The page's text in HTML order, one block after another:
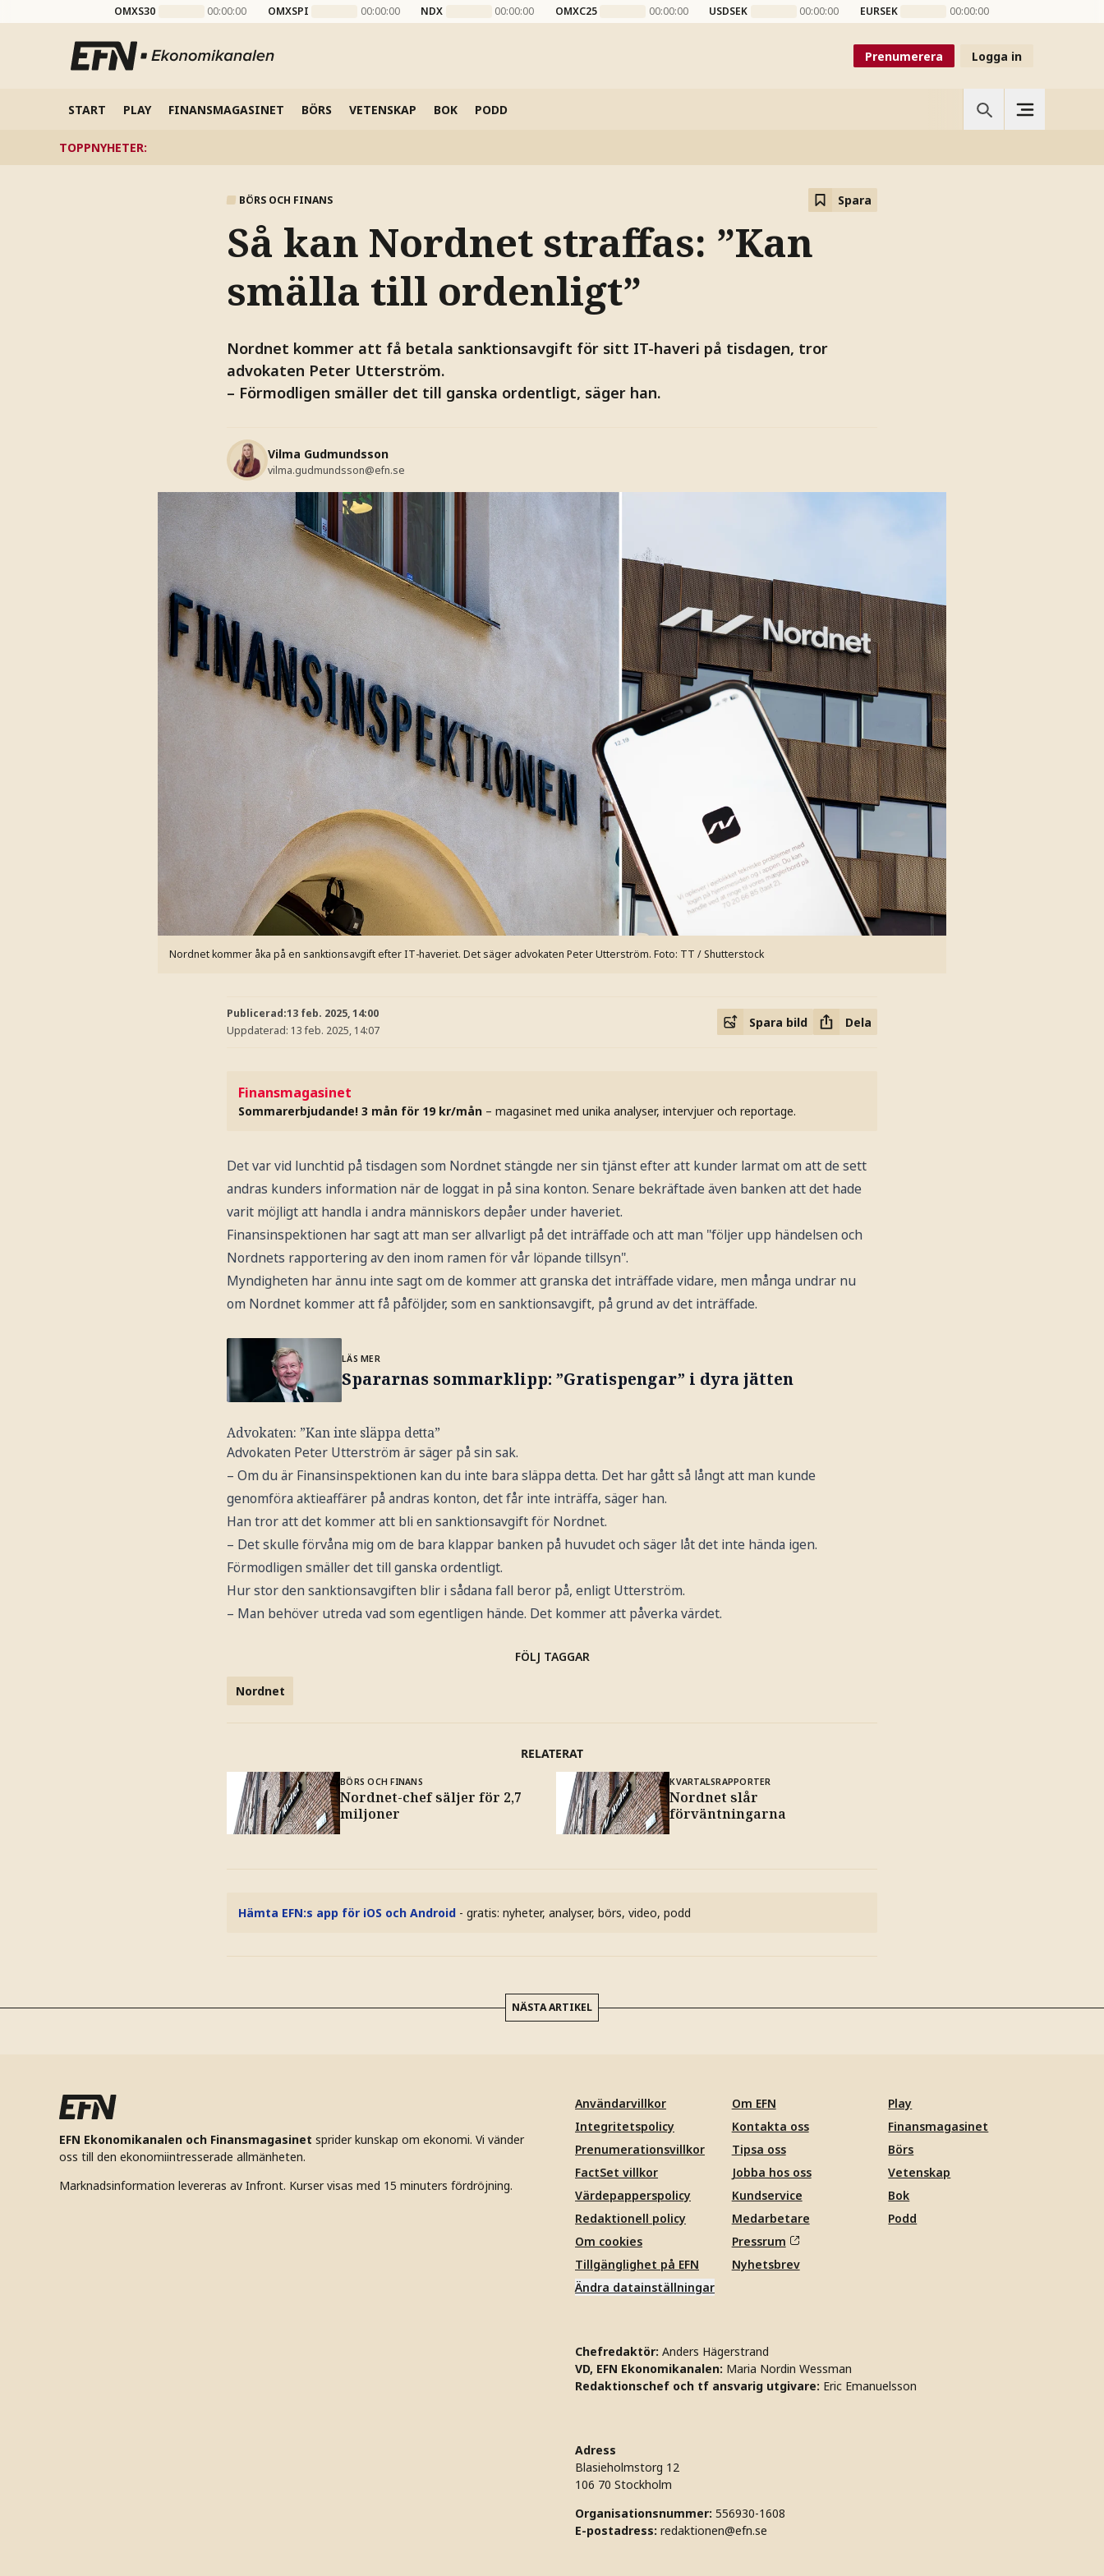
OMXS30 00:00:00 OMXSPI 00:00:00 NDX 00:00:00 OMXC25 00:00:00 USDSEK 00:00:00 EURSEK 00:00:00
Prenumerera Logga in
START PLAY FINANSMAGASINET BÖRS VETENSKAP BOK PODD
TOPPNYHETER:
BÖRS OCH FINANS Spara
Så kan Nordnet straffas: ”Kan
smälla till ordenligt”
Nordnet kommer att få betala sanktionsavgift för sitt IT-haveri på tisdagen, tror
advokaten Peter Utterström.
– Förmodligen smäller det till ganska ordentligt, säger han.
Vilma Gudmundsson
vilma.gudmundsson@efn.se
Nordnet kommer åka på en sanktionsavgift efter IT-haveriet. Det säger advokaten Peter Utterström. Foto: TT / Shutterstock
Publicerad:13 feb. 2025, 14:00
Uppdaterad: 13 feb. 2025, 14:07
Spara bild Dela
Finansmagasinet
Sommarerbjudande! 3 mån för 19 kr/mån – magasinet med unika analyser, intervjuer och reportage.
Det var vid lunchtid på tisdagen som Nordnet stängde ner sin tjänst efter att kunder larmat om att de sett
andras kunders information när de loggat in på sina konton. Senare bekräftade även banken att det hade
varit möjligt att handla i andra människors depåer under haveriet.
Finansinspektionen har sagt att man ser allvarligt på det inträffade och att man "följer upp händelsen och
Nordnets rapportering av den inom ramen för vår löpande tillsyn".
Myndigheten har ännu inte sagt om de kommer att granska det inträffade vidare, men många undrar nu
om Nordnet kommer att få påföljder, som en sanktionsavgift, på grund av det inträffade.
LÄS MER
Spararnas sommarklipp: ”Gratispengar” i dyra jätten
Advokaten: ”Kan inte släppa detta”
Advokaten Peter Utterström är säger på sin sak.
– Om du är Finansinspektionen kan du inte bara släppa detta. Det har gått så långt att man kunde
genomföra aktieaffärer på andras konton, det får inte inträffa, säger han.
Han tror att det kommer att bli en sanktionsavgift för Nordnet.
– Det skulle förvåna mig om de bara klappar banken på huvudet och säger låt det inte hända igen.
Förmodligen smäller det till ganska ordentligt.
Hur stor den sanktionsavgiften blir i sådana fall beror på, enligt Utterström.
– Man behöver utreda vad som egentligen hände. Det kommer att påverka värdet.
FÖLJ TAGGAR
Nordnet
RELATERAT
BÖRS OCH FINANS
Nordnet-chef säljer för 2,7
miljoner
KVARTALSRAPPORTER
Nordnet slår
förväntningarna
Hämta EFN:s app för iOS och Android - gratis: nyheter, analyser, börs, video, podd
NÄSTA ARTIKEL
EFN Ekonomikanalen och Finansmagasinet sprider kunskap om ekonomi. Vi vänder
oss till den ekonomiintresserade allmänheten.
Marknadsinformation levereras av Infront. Kurser visas med 15 minuters fördröjning.
Användarvillkor
Integritetspolicy
Prenumerationsvillkor
FactSet villkor
Värdepapperspolicy
Redaktionell policy
Om cookies
Tillgänglighet på EFN
Ändra datainställningar
Om EFN
Kontakta oss
Tipsa oss
Jobba hos oss
Kundservice
Medarbetare
Pressrum
Nyhetsbrev
Play
Finansmagasinet
Börs
Vetenskap
Bok
Podd
Chefredaktör: Anders Hägerstrand
VD, EFN Ekonomikanalen: Maria Nordin Wessman
Redaktionschef och tf ansvarig utgivare: Eric Emanuelsson
Adress
Blasieholmstorg 12
106 70 Stockholm
Organisationsnummer: 556930-1608
E-postadress: redaktionen@efn.se